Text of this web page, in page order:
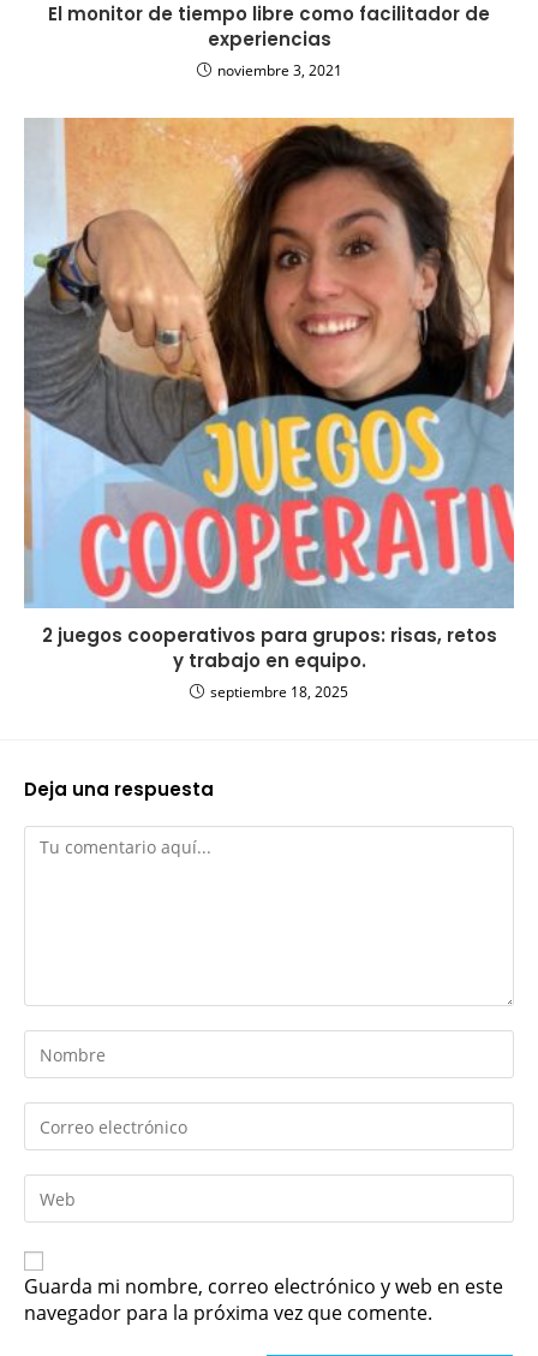
El monitor de tiempo libre como facilitador de
experiencias
noviembre 3, 2021
2 juegos cooperativos para grupos: risas, retos
y trabajo en equipo.
septiembre 18, 2025
Deja una respuesta
Guarda mi nombre, correo electrónico y web en este
navegador para la próxima vez que comente.